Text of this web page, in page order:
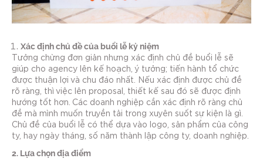
Xác định chủ đề của buổi lễ kỷ niệm
Tưởng chừng đơn giản nhưng xác định chủ đề buổi lễ sẽ
giúp cho agency lên kế hoạch, ý tưởng; tiến hành tổ chức
được thuận lợi và chu đáo nhất. Nếu xác định được chủ đề
rõ ràng, thì việc lên proposal, thiết kế sau đó sẽ được định
hướng tốt hơn. Các doanh nghiệp cần xác định rõ ràng chủ
đề mà mình muốn truyền tải trong xuyên suốt sự kiện là gì.
Chủ đề của buổi lễ có thể dựa vào logo, sản phẩm của công
ty, hay ngày tháng, số năm thành lập công ty, doanh nghiệp.
2. Lựa chọn địa điểm